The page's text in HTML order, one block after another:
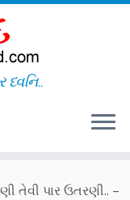
તેવી પાર ઉતરણી.. –